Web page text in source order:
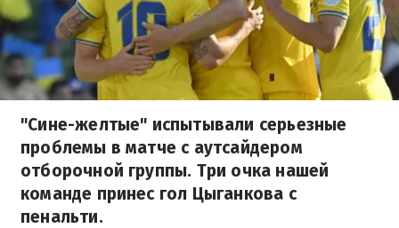
"Сине-желтые" испытывали серьезные
проблемы в матче с аутсайдером
отборочной группы. Три очка нашей
команде принес гол Цыганкова с
пенальти.